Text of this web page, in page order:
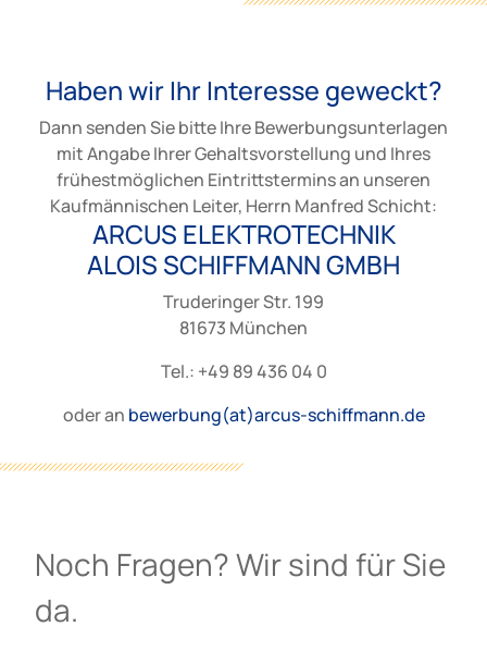
Haben wir Ihr Interesse geweckt?
Dann senden Sie bitte Ihre Bewerbungsunterlagen
mit Angabe Ihrer Gehaltsvorstellung und Ihres
frühestmöglichen Eintrittstermins an unseren
Kaufmännischen Leiter, Herrn Manfred Schicht:
ARCUS ELEKTROTECHNIK
ALOIS SCHIFFMANN GMBH
Truderinger Str. 199
81673 München
Tel.: +49 89 436 04 0
oder an bewerbung(at)arcus-schiffmann.de
Noch Fragen? Wir sind für Sie
da.